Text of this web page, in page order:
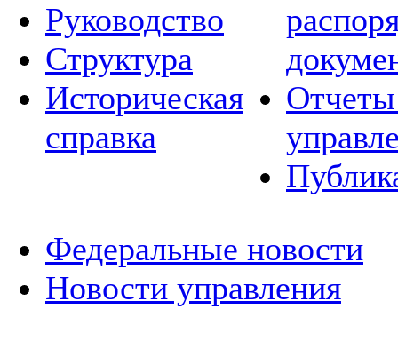
Руководство
Структура
Историческая
справка
Отчеты
Федеральные новости
Новости управления